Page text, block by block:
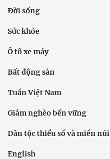
Đời sống
Sức khỏe
Ô tô xe máy
Bất động sản
Tuần Việt Nam
Giảm nghèo bền vững
Dân tộc thiểu số và miền núi
English